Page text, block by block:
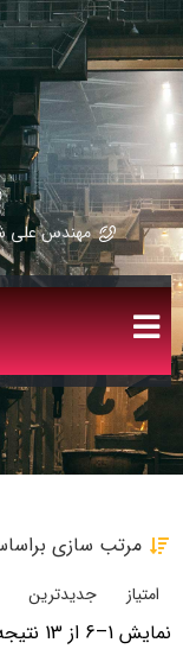
مهندس علی شریعت زاده
فروش
نمایش 1–6 از 13 نتیجه
مرتب سازی
امتیاز
جدیدترین